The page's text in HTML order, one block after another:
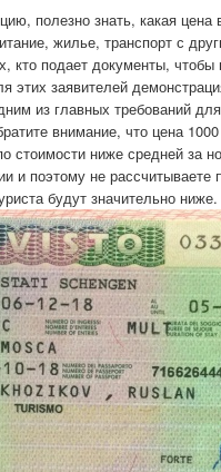
полезно знать, какая
жилье, транспорт с
кто подает документы,
этих заявителей
из главных требований
внимание, что цена
стоимости ниже средней за
и поэтому не
будут значительно ниже.